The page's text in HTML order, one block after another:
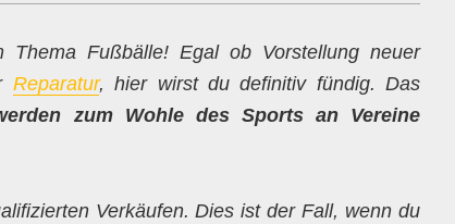
Fußbälle! Egal ob Vorstellung neuer
Reparatur, hier wirst du definitiv fündig. Das
zum Wohle des Sports an Vereine
Verkäufen. Dies ist der Fall, wenn du